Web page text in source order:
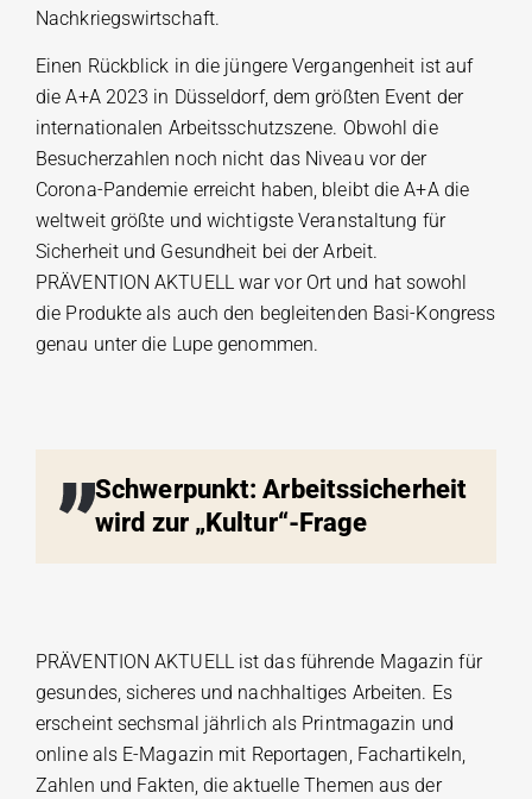
Nachkriegswirtschaft.
Einen Rückblick in die jüngere Vergangenheit ist auf
die A+A 2023 in Düsseldorf, dem größten Event der
internationalen Arbeitsschutzszene. Obwohl die
Besucherzahlen noch nicht das Niveau vor der
Corona-Pandemie erreicht haben, bleibt die A+A die
weltweit größte und wichtigste Veranstaltung für
Sicherheit und Gesundheit bei der Arbeit.
PRÄVENTION AKTUELL war vor Ort und hat sowohl
die Produkte als auch den begleitenden Basi-Kongress
genau unter die Lupe genommen.
Schwerpunkt: Arbeitssicherheit
wird zur „Kultur“-Frage
PRÄVENTION AKTUELL ist das führende Magazin für
gesundes, sicheres und nachhaltiges Arbeiten. Es
erscheint sechsmal jährlich als Printmagazin und
online als E-Magazin mit Reportagen, Fachartikeln,
Zahlen und Fakten, die aktuelle Themen aus der